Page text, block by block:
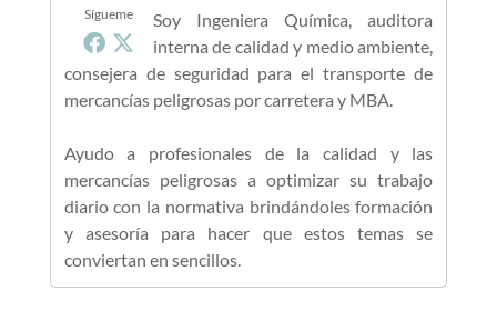
Sígueme
Soy Ingeniera Química, auditora
interna de calidad y medio ambiente,
consejera de seguridad para el transporte de
mercancías peligrosas por carretera y MBA.
Ayudo a profesionales de la calidad y las
mercancías peligrosas a optimizar su trabajo
diario con la normativa brindándoles formación
y asesoría para hacer que estos temas se
conviertan en sencillos.